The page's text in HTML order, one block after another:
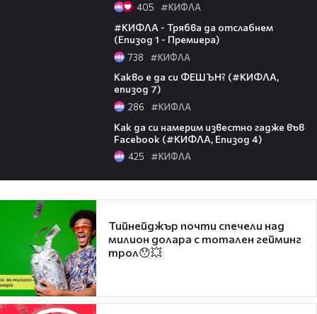
405 #КИФЛА
#КИФЛА - Трябва да отслабнем
(Епизод 1 - Премиера)
738 #КИФЛА
Какво е да си ФЕШЪН? (#КИФЛА,
епизод 7)
286 #КИФЛА
Как да си намерим известно гадже във
Facebook (#КИФЛА, Епизод 4)
425 #КИФЛА
Тийнейджър почти спечели над
милион долара с тотален гейминг
трол😯💥